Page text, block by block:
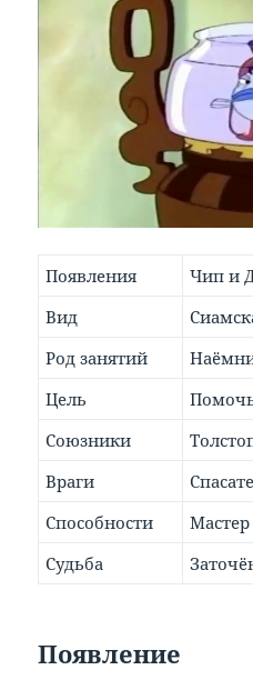
Появления
Чип и
Вид
Род занятий
Цель
Союзники
Враги
Способности
Судьба
Появление